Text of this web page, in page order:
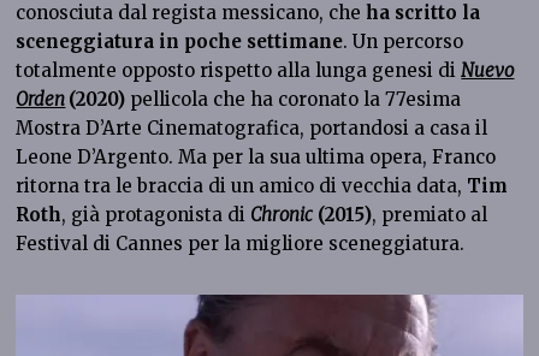
conosciuta dal regista messicano, che ha scritto la
sceneggiatura in poche settimane. Un percorso
totalmente opposto rispetto alla lunga genesi diNuevo
Orden (2020) pellicola che ha coronato la 77esima
Mostra D’Arte Cinematografica, portandosi a casa il
Leone D’Argento. Ma per la sua ultima opera, Franco
ritorna tra le braccia di un amico di vecchia data, Tim
Roth, già protagonista di Chronic (2015), premiato al
Festival di Cannes per la migliore sceneggiatura.